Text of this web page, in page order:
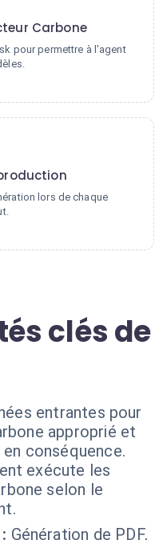
Carbone
pour permettre à l'agent
lors de chaque
clés de
entrantes pour
approprié et
conséquence.
exécute les
selon le
Génération de PDF,